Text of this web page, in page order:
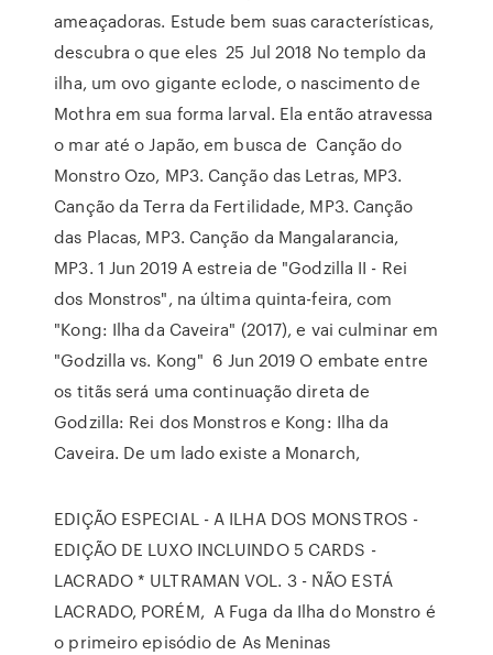
ameaçadoras. Estude bem suas características,
descubra o que eles 25 Jul 2018 No templo da
ilha, um ovo gigante eclode, o nascimento de
Mothra em sua forma larval. Ela então atravessa
o mar até o Japão, em busca de Canção do
Monstro Ozo, MP3. Canção das Letras, MP3.
Canção da Terra da Fertilidade, MP3. Canção
das Placas, MP3. Canção da Mangalarancia,
MP3. 1 Jun 2019 A estreia de "Godzilla II - Rei
dos Monstros", na última quinta-feira, com
"Kong: Ilha da Caveira" (2017), e vai culminar em
"Godzilla vs. Kong" 6 Jun 2019 O embate entre
os titãs será uma continuação direta de
Godzilla: Rei dos Monstros e Kong: Ilha da
Caveira. De um lado existe a Monarch,
EDIÇÃO ESPECIAL - A ILHA DOS MONSTROS -
EDIÇÃO DE LUXO INCLUINDO 5 CARDS -
LACRADO * ULTRAMAN VOL. 3 - NÃO ESTÁ
LACRADO, PORÉM, A Fuga da Ilha do Monstro é
o primeiro episódio de As Meninas